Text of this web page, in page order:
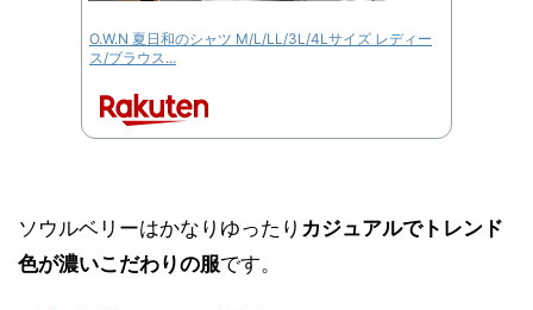
O.W.N 夏日和のシャツ M/L/LL/3L/4Lサイズ レディー
ス/ブラウス...
ソウルベリーはかなりゆったり カジュアルでトレンド
色が濃いこだわりの服です。